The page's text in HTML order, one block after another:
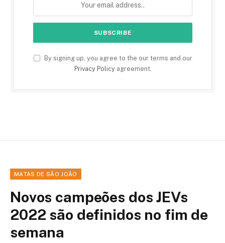
By signing up, you agree to the our terms and our
Privacy Policyagreement.
MATAS DE SÃO JOÃO
Novos campeões dos JEVs
2022 são definidos no fim de
semana